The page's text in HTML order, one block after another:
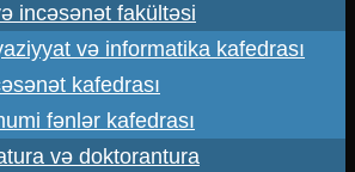
incəsənət fakültəsi
və informatika kafedrası
kafedrası
fənlər kafedrası
və doktorantura